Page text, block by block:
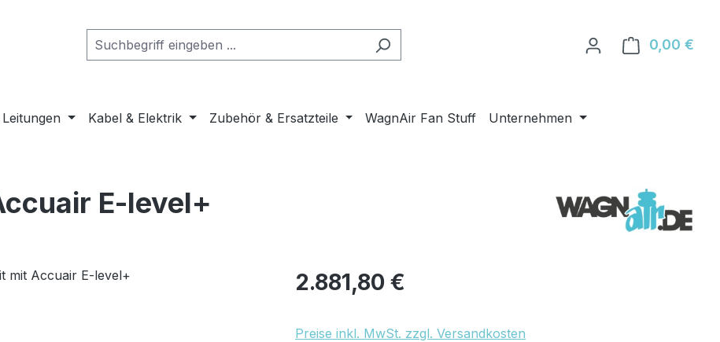
0,00 €
Kabel & Elektrik Zubehör & Ersatzteile WagnAir Fan Stuff Unternehmen
E-level+
Regulärer Preis:
2.881,80 €
Preise inkl. MwSt. zzgl. Versandkosten